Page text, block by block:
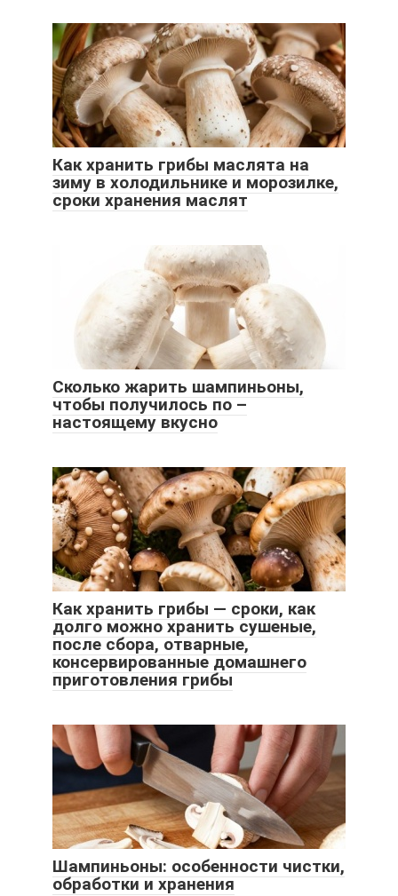
Как хранить грибы маслята на
зиму в холодильнике и морозилке,
сроки хранения маслят
Сколько жарить шампиньоны,
чтобы получилось по –
настоящему вкусно
Как хранить грибы — сроки, как
долго можно хранить сушеные,
после сбора, отварные,
консервированные домашнего
приготовления грибы
Шампиньоны: особенности чистки,
обработки и хранения